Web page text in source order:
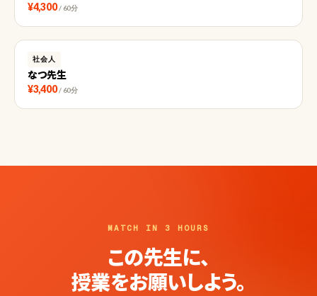
¥4,300 / 60分
社会人
なつ先生
¥3,400 / 60分
MATCH IN 3 HOURS
この先生に、
授業をお願いしよう。